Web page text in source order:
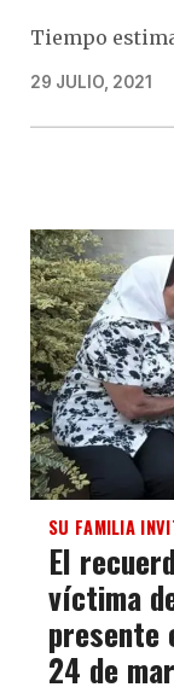
Tiempo
29 JULIO, 2021
SU FAMILIA
El
víctima
presente
24 de